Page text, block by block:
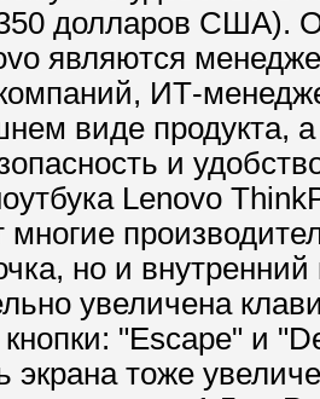
долларов США).
являются
ИТ-
виде продукта,
и
Lenovo
но и
увеличена
"Escape" и
экрана тоже